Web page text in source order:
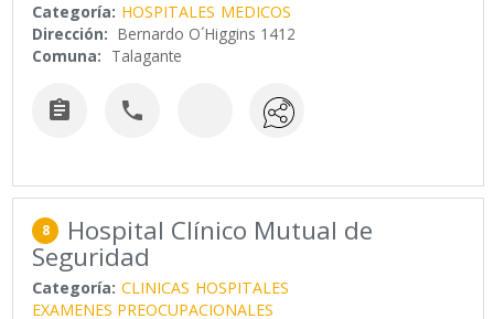
Categoría: HOSPITALES MEDICOS
Dirección: Bernardo O´Higgins 1412
Comuna: Talagante
 
8 Hospital Clínico Mutual de
Seguridad
Categoría: CLINICAS HOSPITALES
EXAMENES PREOCUPACIONALES